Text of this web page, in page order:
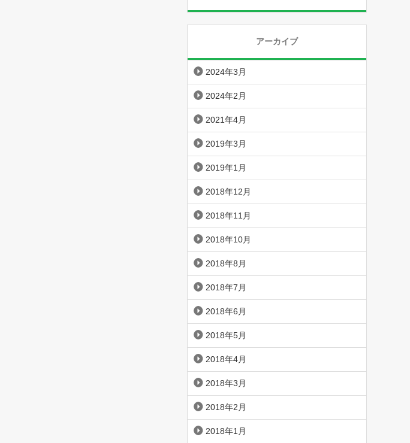
アーカイブ
2024年3月
2024年2月
2021年4月
2019年3月
2019年1月
2018年12月
2018年11月
2018年10月
2018年8月
2018年7月
2018年6月
2018年5月
2018年4月
2018年3月
2018年2月
2018年1月